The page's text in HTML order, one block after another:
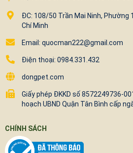
ĐC: 108/50 Trần Mai Ninh, Phường
Chí Minh
Email: quocman222@gmail.com
Điện thoại: 0984.331.432
dongpet.com
Giấy phép ĐKKD số 8572249736-
hoạch UBND Quận Tân Bình cấp
CHÍNH SÁCH